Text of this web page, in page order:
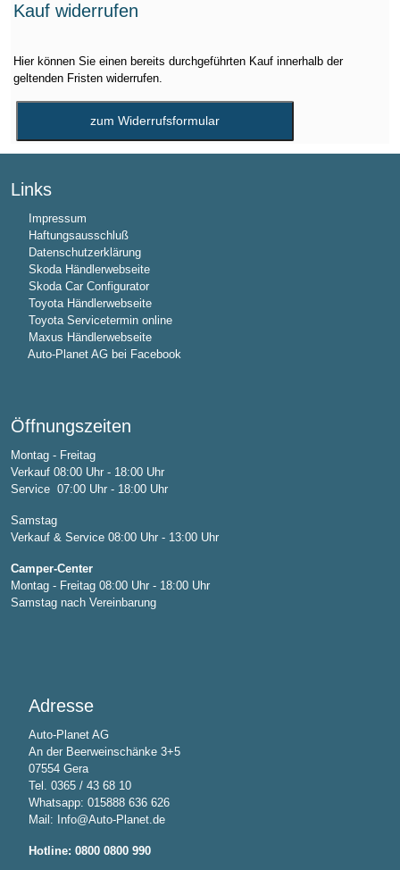
Kauf widerrufen
Hier können Sie einen bereits durchgeführten Kauf innerhalb der
geltenden Fristen widerrufen.
Links
Impressum
Haftungsausschluß
Datenschutzerklärung
Skoda Händlerwebseite
Skoda Car Configurator
Toyota Händlerwebseite
Toyota Servicetermin online
Maxus Händlerwebseite
Auto-Planet AG bei Facebook
Öffnungszeiten
Montag - Freitag
Verkauf 08:00 Uhr - 18:00 Uhr
Service 07:00 Uhr - 18:00 Uhr
Samstag
Verkauf & Service 08:00 Uhr - 13:00 Uhr
Camper-Center
Montag - Freitag 08:00 Uhr - 18:00 Uhr
Samstag nach Vereinbarung
Adresse
Auto-Planet AG
An der Beerweinschänke 3+5
07554 Gera
Tel. 0365 / 43 68 10
Whatsapp: 015888 636 626
Mail: Info@Auto-Planet.de
Hotline: 0800 0800 990